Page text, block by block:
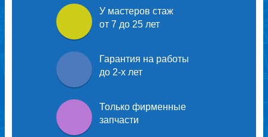
У мастеров стаж
от 7 до 25 лет
Гарантия на работы
до 2-х лет
Только фирменные
запчасти